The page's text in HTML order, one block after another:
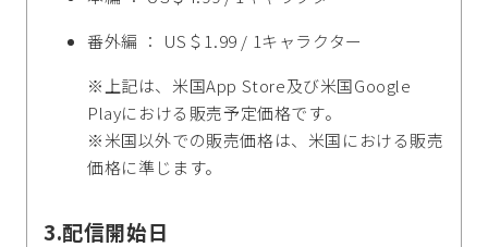
番外編 ： US＄1.99 / 1キャラクター
※上記は、米国App Store及び米国Google
Playにおける販売予定価格です。
※米国以外での販売価格は、米国における販売
価格に準じます。
3.配信開始日